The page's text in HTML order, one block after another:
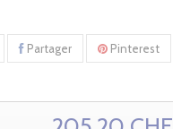
Partager Pinterest